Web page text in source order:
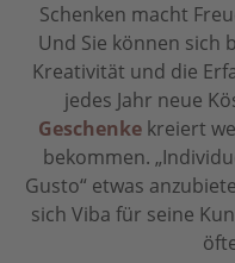
Schenken macht
Und Sie können sich
Kreativität und die
jedes Jahr neue
Geschenkekreiert
bekommen.
Gusto“ etwas
sich Viba für seine